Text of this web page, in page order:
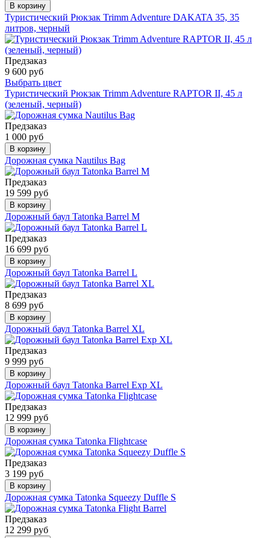
В корзину
Туристический Рюкзак Trimm Adventure DAKATA 35, 35
литров, черный
Предзаказ
9 600 руб
Выбрать цвет
Туристический Рюкзак Trimm Adventure RAPTOR II, 45 л
(зеленый, черный)
Предзаказ
1 000 руб
В корзину
Дорожная сумка Nautilus Bag
Предзаказ
19 599 руб
В корзину
Дорожный баул Tatonka Barrel M
Предзаказ
16 699 руб
В корзину
Дорожный баул Tatonka Barrel L
Предзаказ
8 699 руб
В корзину
Дорожный баул Tatonka Barrel XL
Предзаказ
9 999 руб
В корзину
Дорожный баул Tatonka Barrel Exp XL
Предзаказ
12 999 руб
В корзину
Дорожная сумка Tatonka Flightcase
Предзаказ
3 199 руб
В корзину
Дорожная сумка Tatonka Squeezy Duffle S
Предзаказ
12 299 руб